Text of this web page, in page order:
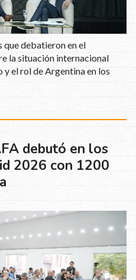
debatieron en el
la situación internacional
el rol de Argentina en los
debutó en los
2026 con 1200